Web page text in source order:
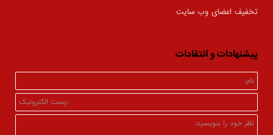
تخفیف اعضای وب سایت
پیشنهادات و انتقادات